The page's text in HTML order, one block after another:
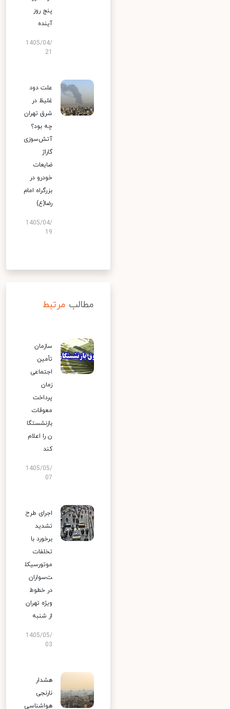
پنج روز
آینده
1405/04/
علت دود
غلیظ در
شرق تهران
چه بود؟
آتش‌سوزی
گاراژ
ضایعات
خودرو در
بزرگراه امام
رضا(ع)
1405/04/
19
مطالب مرتبط
سازمان
تأمین
اجتماعی
زمان
پرداخت
معوقات
بازنشستگا
ن را اعلام
کند
1405/05/
07
اجرای طرح
تشدید
برخورد با
تخلفات
موتورسیکل
ت‌سواران
در خطوط
ویژه تهران
از شنبه
1405/05/
03
هشدار
نارنجی
هواشناسی